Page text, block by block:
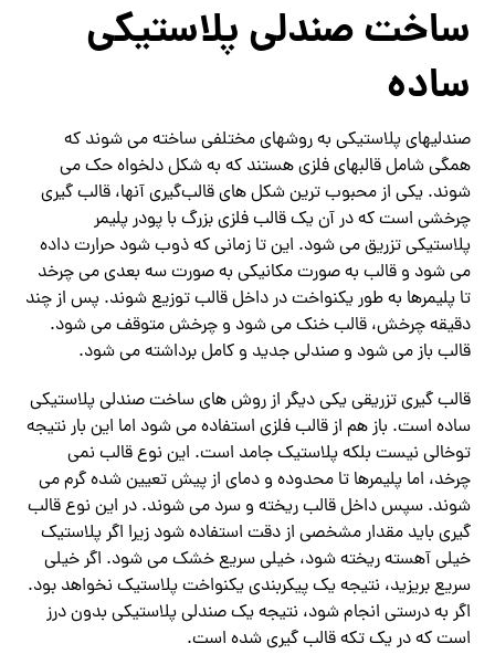
ساخت صندلی پلاستیکی
ساده
صندلیهای پلاستیکی به روشهای مختلفی ساخته می‌ شوند که
همگی شامل قالبهای فلزی هستند که به شکل دلخواه حک می‌
شوند. یکی از محبوب‌ ترین شکل‌ های قالب‌گیری آنها، قالب‌ گیری
چرخشی است که در آن یک قالب فلزی بزرگ با پودر پلیمر
پلاستیکی تزریق می‌ شود. این تا زمانی که ذوب شود حرارت داده
می شود و قالب به صورت مکانیکی به صورت سه بعدی می چرخد ​​
تا پلیمرها به طور یکنواخت در داخل قالب توزیع شوند. پس از چند
دقیقه چرخش، قالب خنک می شود و چرخش متوقف می شود.
قالب باز می شود و صندلی جدید و کامل برداشته می شود.
قالب گیری تزریقی یکی دیگر از روش های ساخت صندلی پلاستیکی
ساده است. باز هم از قالب فلزی استفاده می شود اما این بار نتیجه
توخالی نیست بلکه پلاستیک جامد است. این نوع قالب نمی
چرخد، اما پلیمرها تا محدوده و دمای از پیش تعیین شده گرم می
شوند. سپس داخل قالب ریخته و سرد می شوند. در این نوع قالب
گیری باید مقدار مشخصی از دقت استفاده شود زیرا اگر پلاستیک
خیلی آهسته ریخته شود، خیلی سریع خشک می شود. اگر خیلی
سریع بریزید، نتیجه یک پیکربندی یکنواخت پلاستیک نخواهد بود.
اگر به درستی انجام شود، نتیجه یک صندلی پلاستیکی بدون درز
است که در یک تکه قالب‌ گیری شده است.